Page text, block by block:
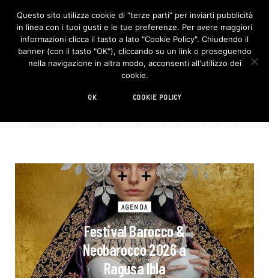
F
c
e
b
o
I
n
s
t
Argomenti
AGENDA
Festival Barocco &
Neobarocco 2026 a
Ragusa Ibla
Questo sito utilizza cookie di “terze parti” per inviarti pubblicità
in linea con i tuoi gusti e le tue preferenze. Per avere maggiori
informazioni clicca il tasto a lato "Cookie Policy". Chiudendo il
banner (con il tasto "OK"), cliccando su un link o proseguendo
nella navigazione in altra modo, acconsenti all'utilizzo dei
cookie.
OK COOKIE POLICY